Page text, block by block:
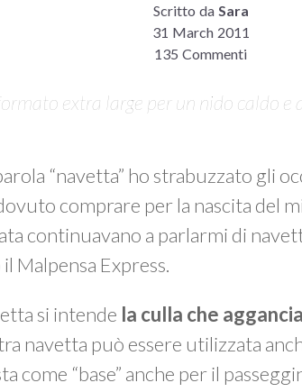
Scritto da Sara
31 March 2011
135 Commenti
extra large per un nido caldo
“navetta” ho strabuzzato gli
comprare per la nascita del
continuavano a parlarmi di
Malpensa Express.
si intende la culla che
navetta può essere utilizzata
come “base” anche per il